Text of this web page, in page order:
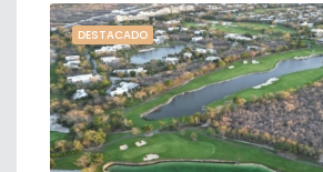
DESTACADO